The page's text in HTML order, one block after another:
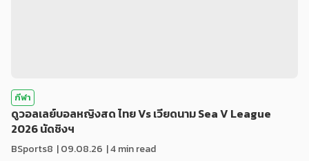
กีฬา
ดูวอลเลย์บอลหญิงสด ไทย Vs เวียดนาม Sea V League
2026 นัดชิงฯ
BSports8 |09.08.26 | 4 min read